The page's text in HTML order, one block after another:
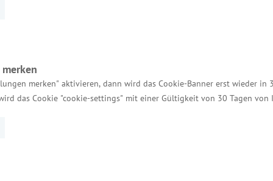
merken" aktivieren, dann wird das Cookie-Banner erst wieder in
das Cookie "cookie-settings" mit einer Gültigkeit von 30 Tagen von
Impressum